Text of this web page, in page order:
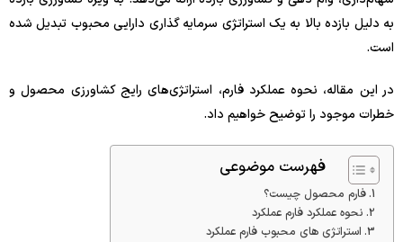
به دلیل بازده بالا به یک استراتژی سرمایه گذاری دارایی محبوب تبدیل شده
است.
در این مقاله، نحوه عملکرد فارم، استراتژی‌های رایج کشاورزی محصول و
خطرات موجود را توضیح خواهیم داد.
فهرست موضوعی
فارم محصول چیست؟
نحوه عملکرد فارم عملکرد
استراتژی های محبوب فارم عملکرد